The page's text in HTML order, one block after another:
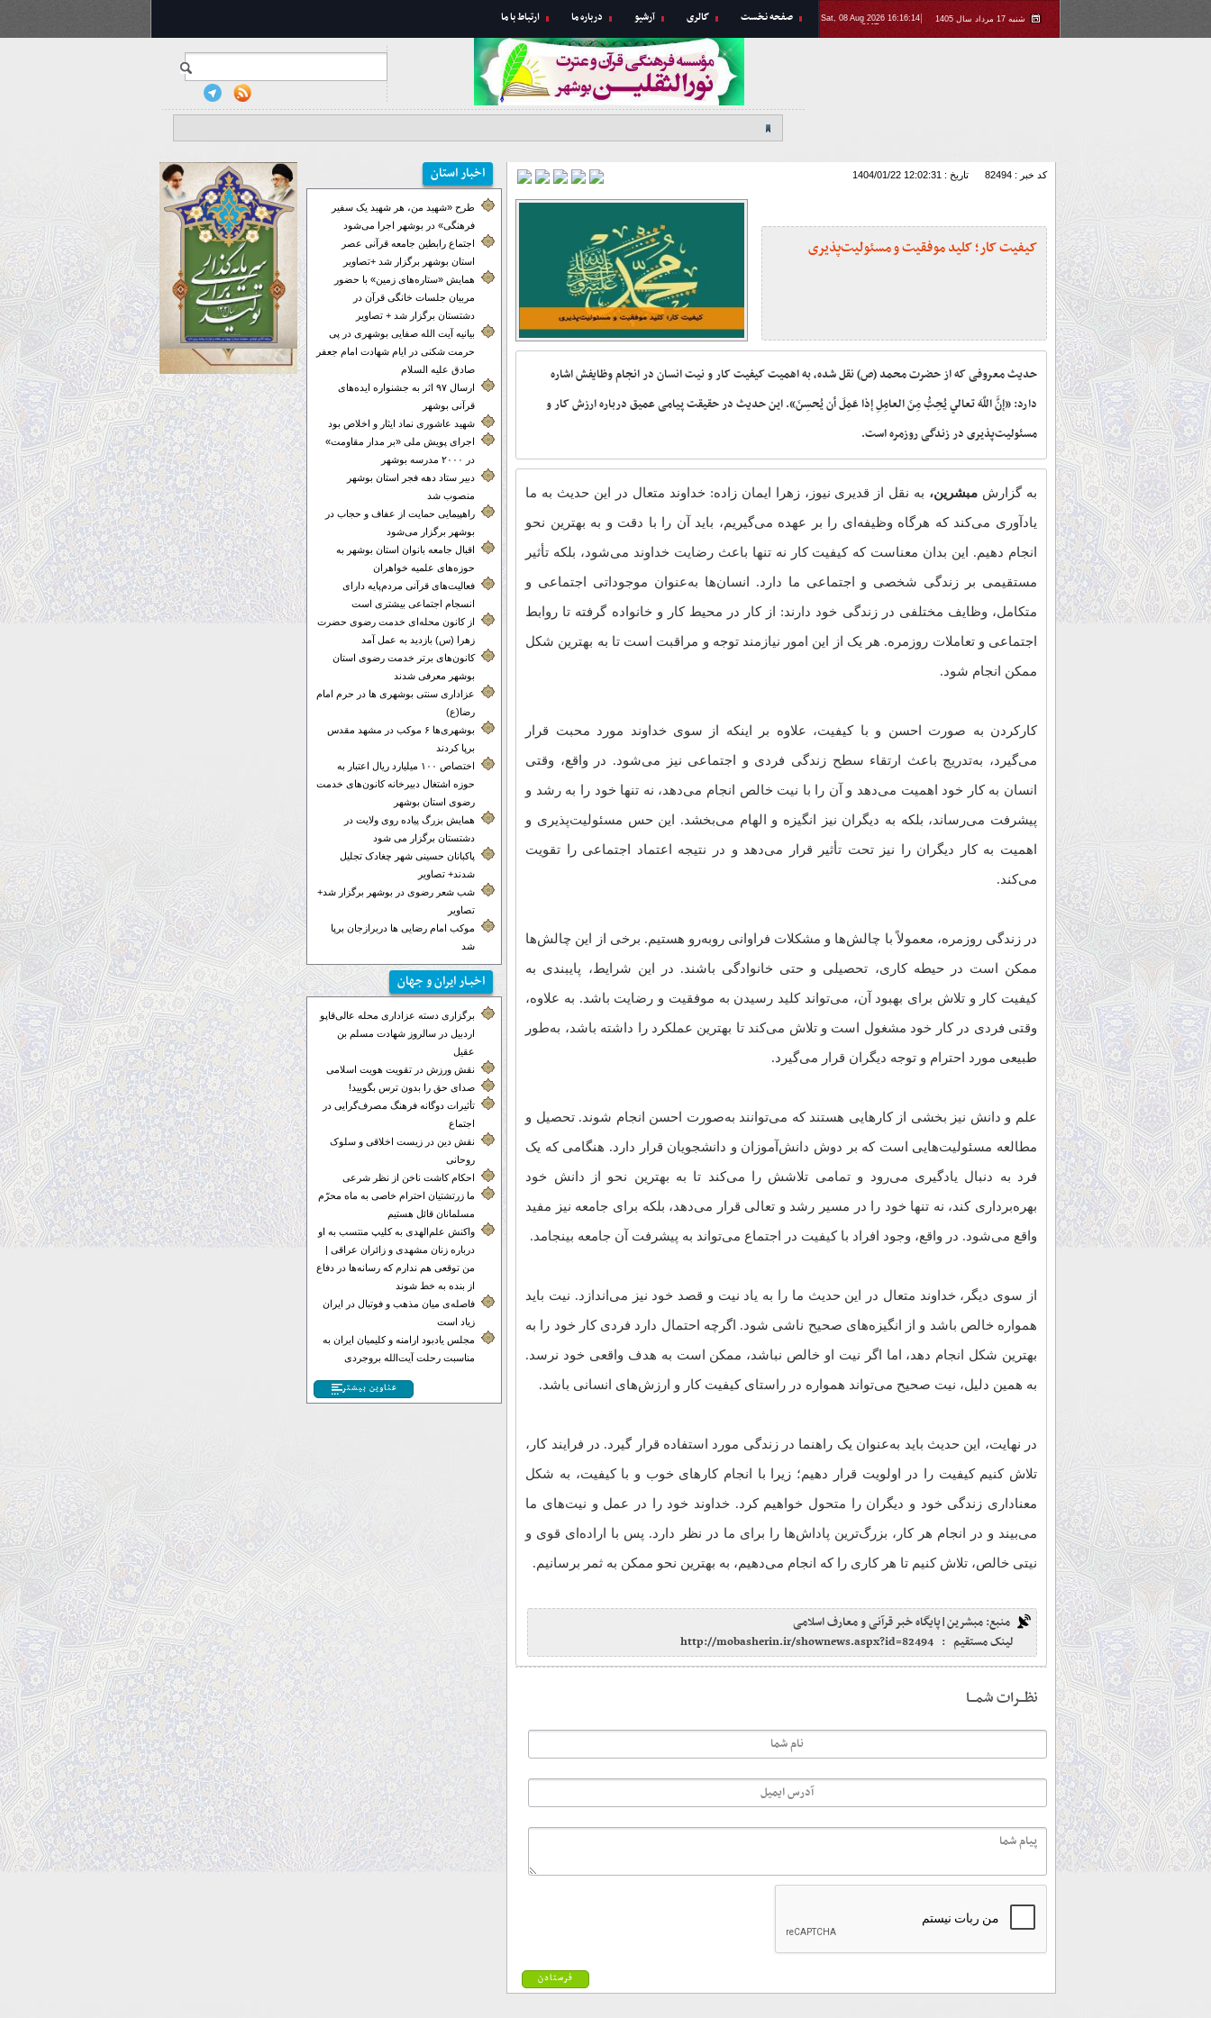
شنبه 17 مرداد سال 1405
Sat, 08 Aug 2026 16:16:14
GMT
صفحه نخست گالری آرشیو درباره ما ارتباط با ما
کد خبر : 82494 تاریخ : 1404/01/22 12:02:31
کیفیت کار؛ کلید موفقیت و مسئولیت‌پذیری
حدیث معروفی که از حضرت محمد (ص) نقل شده، به اهمیت کیفیت کار و نیت انسان در انجام وظایفش اشاره
دارد: «إنَّ اللّهَ تعالي يُحِبُّ مِنَ العامِلِ إذا عَمِلَ أن يُحسِنَ». این حدیث در حقیقت پیامی عمیق درباره ارزش کار و
مسئولیت‌پذیری در زندگی روزمره است.
به گزارش مبشرین، به نقل از قدیری نیوز، زهرا ایمان زاده: خداوند متعال در این حدیث به ما
یادآوری می‌کند که هرگاه وظیفه‌ای را بر عهده می‌گیریم، باید آن را با دقت و به بهترین نحو
انجام دهیم. این بدان معناست که کیفیت کار نه تنها باعث رضایت خداوند می‌شود، بلکه تأثیر
مستقیمی بر زندگی شخصی و اجتماعی ما دارد. انسان‌ها به‌عنوان موجوداتی اجتماعی و
متکامل، وظایف مختلفی در زندگی خود دارند: از کار در محیط کار و خانواده گرفته تا روابط
اجتماعی و تعاملات روزمره. هر یک از این امور نیازمند توجه و مراقبت است تا به بهترین شکل
ممکن انجام شود.
کارکردن به صورت احسن و با کیفیت، علاوه بر اینکه از سوی خداوند مورد محبت قرار
می‌گیرد، به‌تدریج باعث ارتقاء سطح زندگی فردی و اجتماعی نیز می‌شود. در واقع، وقتی
انسان به کار خود اهمیت می‌دهد و آن را با نیت خالص انجام می‌دهد، نه تنها خود را به رشد و
پیشرفت می‌رساند، بلکه به دیگران نیز انگیزه و الهام می‌بخشد. این حس مسئولیت‌پذیری و
اهمیت به کار دیگران را نیز تحت تأثیر قرار می‌دهد و در نتیجه اعتماد اجتماعی را تقویت
می‌کند.
در زندگی روزمره، معمولاً با چالش‌ها و مشکلات فراوانی روبه‌رو هستیم. برخی از این چالش‌ها
ممکن است در حیطه کاری، تحصیلی و حتی خانوادگی باشند. در این شرایط، پایبندی به
کیفیت کار و تلاش برای بهبود آن، می‌تواند کلید رسیدن به موفقیت و رضایت باشد. به علاوه،
وقتی فردی در کار خود مشغول است و تلاش می‌کند تا بهترین عملکرد را داشته باشد، به‌طور
طبیعی مورد احترام و توجه دیگران قرار می‌گیرد.
علم و دانش نیز بخشی از کارهایی هستند که می‌توانند به‌صورت احسن انجام شوند. تحصیل و
مطالعه مسئولیت‌هایی است که بر دوش دانش‌آموزان و دانشجویان قرار دارد. هنگامی که یک
فرد به دنبال یادگیری می‌رود و تمامی تلاشش را می‌کند تا به بهترین نحو از دانش خود
بهره‌برداری کند، نه تنها خود را در مسیر رشد و تعالی قرار می‌دهد، بلکه برای جامعه نیز مفید
واقع می‌شود. در واقع، وجود افراد با کیفیت در اجتماع می‌تواند به پیشرفت آن جامعه بینجامد.
از سوی دیگر، خداوند متعال در این حدیث ما را به یاد نیت و قصد خود نیز می‌اندازد. نیت باید
همواره خالص باشد و از انگیزه‌های صحیح ناشی شود. اگرچه احتمال دارد فردی کار خود را به
بهترین شکل انجام دهد، اما اگر نیت او خالص نباشد، ممکن است به هدف واقعی خود نرسد.
به همین دلیل، نیت صحیح می‌تواند همواره در راستای کیفیت کار و ارزش‌های انسانی باشد.
در نهایت، این حدیث باید به‌عنوان یک راهنما در زندگی مورد استفاده قرار گیرد. در فرایند کار،
تلاش کنیم کیفیت را در اولویت قرار دهیم؛ زیرا با انجام کارهای خوب و با کیفیت، به شکل
معناداری زندگی خود و دیگران را متحول خواهیم کرد. خداوند خود را در عمل و نیت‌های ما
می‌بیند و در انجام هر کار، بزرگ‌ترین پاداش‌ها را برای ما در نظر دارد. پس با اراده‌ای قوی و
نیتی خالص، تلاش کنیم تا هر کاری را که انجام می‌دهیم، به بهترین نحو ممکن به ثمر برسانیم.
منبع: مبشرین|پایگاه خبر قرآنی و معارف اسلامی
لینک مستقیم : http://mobasherin.ir/shownews.aspx?id=82494
نظـــرات شمـــا
اخبار استان
طرح «شهید من، هر شهید یک سفیر
فرهنگی» در بوشهر اجرا می‌شود
اجتماع رابطین جامعه قرآنی عصر
استان بوشهر برگزار شد +تصاویر
همایش «ستاره‌های زمین» با حضور
مربیان جلسات خانگی قرآن در
دشتستان برگزار شد + تصاویر
بیانیه آیت الله صفایی بوشهری در پی
حرمت شکنی در ایام شهادت امام جعفر
صادق علیه السلام
ارسال ۹۷ اثر به جشنواره ایده‌های
قرآنی بوشهر
شهید عاشوری نماد ایثار و اخلاص بود
اجرای پویش ملی «بر مدار مقاومت»
در ۲۰۰۰ مدرسه بوشهر
دبیر ستاد دهه فجر استان بوشهر
منصوب شد
راهپیمایی حمایت از عفاف و حجاب در
بوشهر برگزار می‌شود
اقبال جامعه بانوان استان بوشهر به
حوزه‌های علمیه خواهران
فعالیت‌های قرآنی مردم‌پایه دارای
انسجام اجتماعی بیشتری است
از کانون محله‌ای خدمت رضوی حضرت
زهرا (س) بازدید به عمل آمد
کانون‌های برتر خدمت رضوی استان
بوشهر معرفی شدند
عزاداری سنتی بوشهری ها در حرم امام
رضا(ع)
بوشهری‌ها ۶ موکب در مشهد مقدس
برپا کردند
اختصاص ۱۰۰ میلیارد ریال اعتبار به
حوزه اشتغال دبیرخانه کانون‌های خدمت
رضوی استان بوشهر
همایش بزرگ پیاده روی ولایت در
دشتستان برگزار می شود
پاکبانان حسینی شهر چغادک تجلیل
شدند+ تصاویر
شب شعر رضوی در بوشهر برگزار شد+
تصاویر
موکب‌ امام رضایی ها دربرازجان برپا
شد
اخبـار ایران و جهان
برگزاری دسته عزاداری محله عالی‌قاپو
اردبیل در سالروز شهادت مسلم بن
عقیل
نقش ورزش در تقویت هویت اسلامی
صدای حق را بدون ترس بگویید!
تأثیرات دوگانه فرهنگ مصرف‌گرایی در
اجتماع
نقش دین در زیست اخلاقی و سلوک
روحانی
احکام کاشت ناخن از نظر شرعی
ما زرتشتیان احترام خاصی به ماه محرّم
مسلمانان قائل هستیم
واکنش علم‌الهدی به کلیپ منتسب به او
درباره زنان مشهدی و زائران عراقی |
من توقعی هم ندارم که رسانه‌ها در دفاع
از بنده به خط شوند
فاصله‌ی میان مذهب و فوتبال در ایران
زیاد است
مجلس یادبود ارامنه و کلیمیان ایران به
مناسبت رحلت آیت‌الله بروجردی
عناوین بیشتر